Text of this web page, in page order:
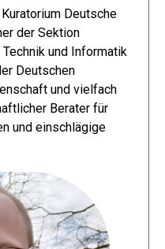
Deutsche
der Sektion
und Informatik
Deutschen
und vielfach
Berater für
und einschlägige